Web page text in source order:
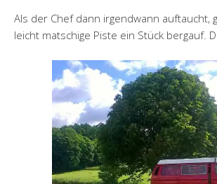
Als der Chef dann irgendwann auftaucht,
leicht matschige Piste ein Stück bergauf.